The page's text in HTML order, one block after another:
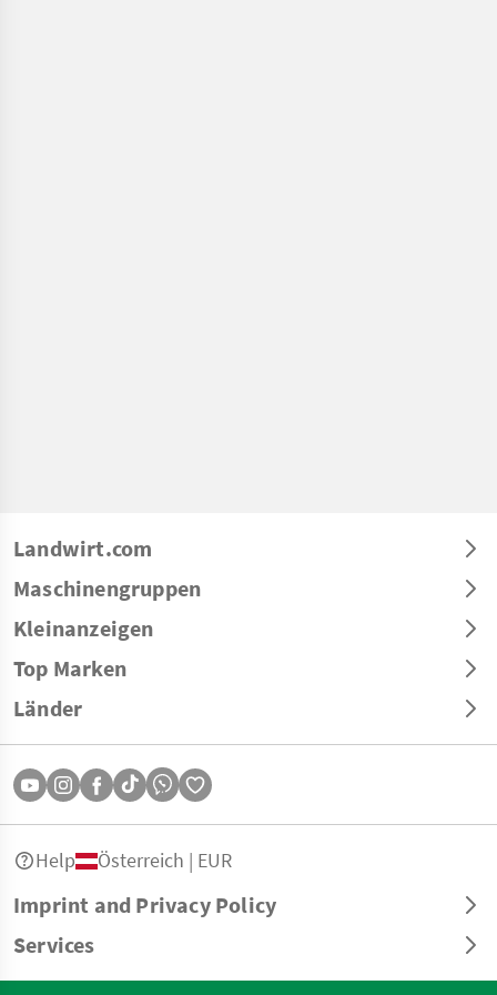
Landwirt.com
Maschinengruppen
Kleinanzeigen
Top Marken
Länder
Imprint and Privacy Policy
Services
Help Österreich | EUR